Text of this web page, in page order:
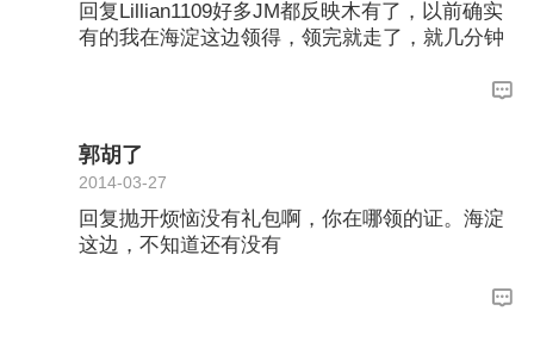
回复Lillian1109好多JM都反映木有了，以前确实
有的我在海淀这边领得，领完就走了，就几分钟
郭胡了
2014-03-27
回复抛开烦恼没有礼包啊，你在哪领的证。海淀
这边，不知道还有没有